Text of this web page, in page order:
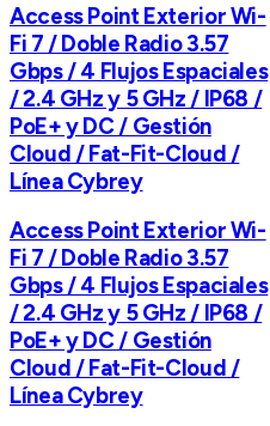
Access Point Exterior Wi-
Fi 7 / Doble Radio 3.57
Gbps / 4 Flujos Espaciales
/ 2.4 GHz y 5 GHz / IP68 /
PoE+ y DC / Gestión
Cloud / Fat-Fit-Cloud /
Línea Cybrey
Access Point Exterior Wi-
Fi 7 / Doble Radio 3.57
Gbps / 4 Flujos Espaciales
/ 2.4 GHz y 5 GHz / IP68 /
PoE+ y DC / Gestión
Cloud / Fat-Fit-Cloud /
Línea Cybrey